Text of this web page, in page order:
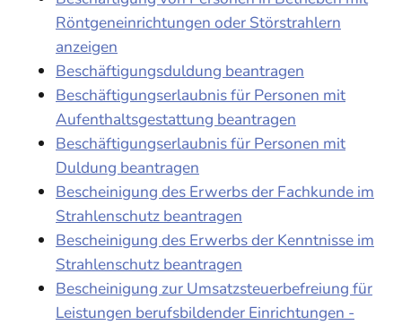
Röntgeneinrichtungen oder Störstrahlern
anzeigen
Beschäftigungsduldung beantragen
Beschäftigungserlaubnis für Personen mit
Aufenthaltsgestattung beantragen
Beschäftigungserlaubnis für Personen mit
Duldung beantragen
Bescheinigung des Erwerbs der Fachkunde im
Strahlenschutz beantragen
Bescheinigung des Erwerbs der Kenntnisse im
Strahlenschutz beantragen
Bescheinigung zur Umsatzsteuerbefreiung für
Leistungen berufsbildender Einrichtungen -